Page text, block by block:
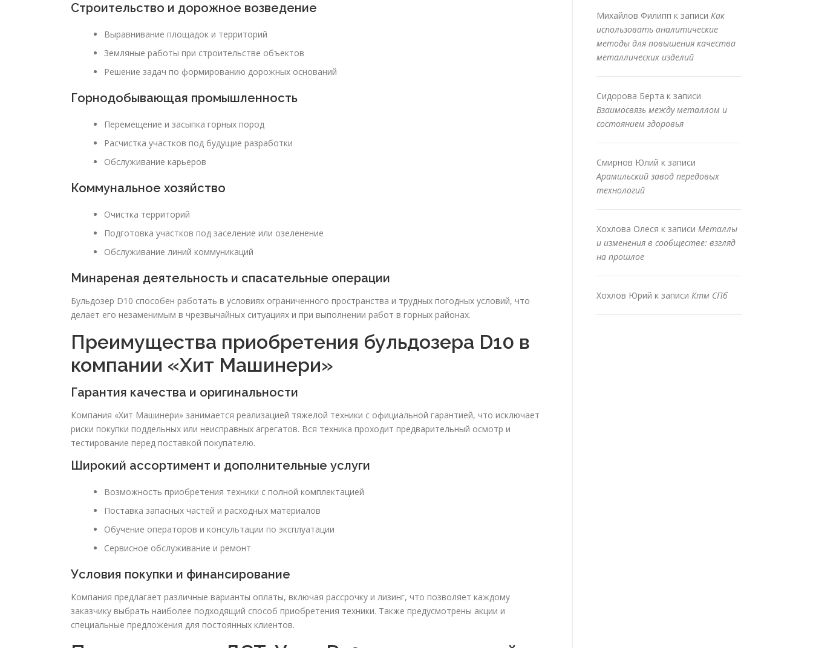
Строительство и дорожное возведение
Выравнивание площадок и территорий
Земляные работы при строительстве объектов
Решение задач по формированию дорожных оснований
Горнодобывающая промышленность
Перемещение и засыпка горных пород
Расчистка участков под будущие разработки
Обслуживание карьеров
Коммунальное хозяйство
Очистка территорий
Подготовка участков под заселение или озеленение
Обслуживание линий коммуникаций
Минареная деятельность и спасательные операции
Бульдозер D10 способен работать в условиях ограниченного пространства и трудных погодных условий, что
делает его незаменимым в чрезвычайных ситуациях и при выполнении работ в горных районах.
Преимущества приобретения бульдозера D10 в
компании «Хит Машинери»
Гарантия качества и оригинальности
Компания «Хит Машинери» занимается реализацией тяжелой техники с официальной гарантией, что исключает
риски покупки поддельных или неисправных агрегатов. Вся техника проходит предварительный осмотр и
тестирование перед поставкой покупателю.
Широкий ассортимент и дополнительные услуги
Возможность приобретения техники с полной комплектацией
Поставка запасных частей и расходных материалов
Обучение операторов и консультации по эксплуатации
Сервисное обслуживание и ремонт
Условия покупки и финансирование
Компания предлагает различные варианты оплаты, включая рассрочку и лизинг, что позволяет каждому
заказчику выбрать наиболее подходящий способ приобретения техники. Также предусмотрены акции и
специальные предложения для постоянных клиентов.
Михайлов Филипп к записи Как
использовать аналитические
методы для повышения качества
металлических изделий
Сидорова Берта к записи
Взаимосвязь между металлом и
состоянием здоровья
Смирнов Юлий к записи
Арамильский завод передовых
технологий
Хохлова Олеся к записи Металлы
и изменения в сообществе: взгляд
на прошлое
Хохлов Юрий к записи Ктм СПб